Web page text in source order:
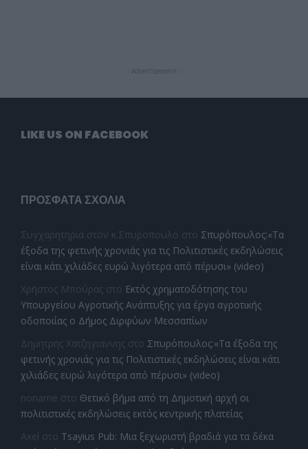
- Advertisement -
LIKE US ON FACEBOOK
ΠΡΌΣΦΑΤΑ ΣΧΌΛΙΑ
Συγχαρητηρια στον κ.Σπυροπουλο στο Σπυρόπουλος:«Τα
έξοδα της φετινής χρονιάς για τις Πολιτιστικές εκδηλώσεις
είναι κάτι χιλιάδες ευρώ λιγότερα από πέρυσι» (video)
Χρήστος Μπούρας στο Εκτός χρηματοδότησης του
Υπουργείου Αγροτικής Ανάπτυξης για έργα αγροτικής
οδοποιίας ο Δήμος Διρφύων Μεσσαπίων
Δημητρης Χατζηγιαννης στο Σπυρόπουλος:«Τα έξοδα της
φετινής χρονιάς για τις Πολιτιστικές εκδηλώσεις είναι κάτι
χιλιάδες ευρώ λιγότερα από πέρυσι» (video)
noname στο Θετικό βήμα από τη Δημοτική αρχή οι
πολιτιστικές εκδηλώσεις εκτός κεντρικής πλατείας
Axel στο Tsayius Pub: Μια ξεχωριστή βραδιά για τα δέκα